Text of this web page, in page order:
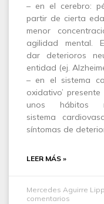
– en el cerebro:
partir de cierta
menor
agilidad mental.
dar deterioros
entidad (ej.
– en el sistema
oxidativo’
unos hábitos
sistema
síntomas de
LEER MÁS »
Mercedes Aguirre
comentarios